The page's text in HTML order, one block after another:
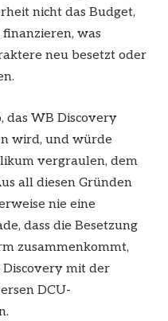
nicht das Budget,
was
neu besetzt oder
das WB Discovery
wird, und würde
vergraulen, dem
all diesen Gründen
nie eine
dass die Besetzung
zusammenkommt,
Discovery mit der
DCU-